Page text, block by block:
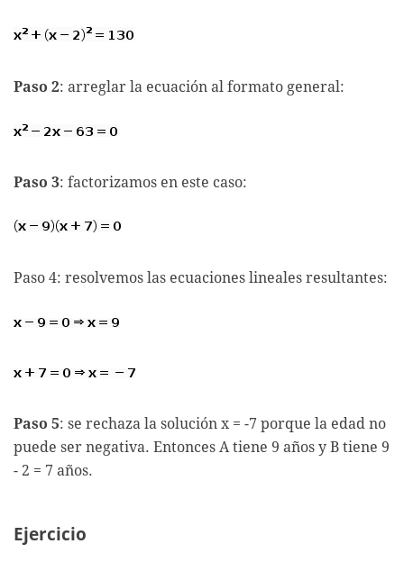
Paso 2: arreglar la ecuación al formato general:
Paso 3: factorizamos en este caso:
Paso 4: resolvemos las ecuaciones lineales resultantes:
Paso 5: se rechaza la solución x = -7 porque la edad no
puede ser negativa. Entonces A tiene 9 años y B tiene 9
- 2 = 7 años.
Ejercicio